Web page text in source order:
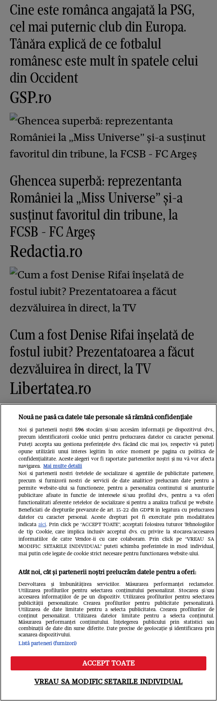
Cine este românca angajată la PSG,
cel mai puternic club din Europa.
Tânăra explică de ce fotbalul
românesc este mult în spatele celui
din Occident
GSP.ro
Ghencea superbă: reprezentanta
României la „Miss Universe” și-a
susținut favoritul din tribune, la
FCSB - FC Argeș
Redactia.ro
Cum a fost Denise Rifai înșelată de
fostul iubit? Prezentatoarea a făcut
dezvăluirea în direct, la TV
Libertatea.ro
Povestea tânărului cu deficiență de
auz care reprezintă România la
concursuri mondiale de frumusețe:
„Limitele există doar atunci când
renunțăm la visurile noastre”
Meniu Caută
Nouă ne pasă ca datele tale personale să rămână confidențiale
Noi și partenerii noștri 596stocăm și/sau accesăm informații pe dispozitivul dvs.,
precum identificatorii cookie unici pentru prelucrarea datelor cu caracter personal.
Puteți accepta sau gestiona preferințele dvs. făcând clic mai jos, respectiv vă puteți
opune utilizării unui interes legitim în orice moment pe pagina cu politica de
confidențialitate. Aceste alegeri vor fi raportate partenerilor noștri și nu vă vor afecta
navigarea. Mai multe detalii
Noi si partenerii nostri (retelele de socializare si agentiile de publicitate partenere,
precum si furnizorii nostri de servicii de date analitice) prelucram date pentru a
permite website-ului sa functioneze, pentru a personaliza continutul si anunturile
publicitare afisate in functie de interesele si/sau profilul dvs., pentru a va oferi
functionalitati aferente retelelor de socializare si pentru a analiza traficul pe website.
Beneficiati de drepturile prevazute de art. 15-22 din GDPR in legatura cu prelucrarea
datelor cu caracter personal. Aceste drepturi pot fi exercitate prin modalitatea
indicataaici. Prin click pe “ACCEPT TOATE”, acceptati folosirea tuturor Tehnologiilor
de tip Cookie, care implica inclusiv acceptul dvs. cu privire la stocarea/accesarea
informatiilor de catre Vendor-ii cu care colaboram. Prin click pe “VREAU SA
MODIFIC SETARILE INDIVIDUAL” puteti schimba preferintele in mod individual,
mai putin cele legate de cookie strict necesare pentru functionarea website-ului.
Atât noi, cât și partenerii noștri prelucrăm datele pentru a oferi:
Dezvoltarea și îmbunătățirea serviciilor. Măsurarea performanței reclamelor.
Utilizarea profilurilor pentru selectarea conținutului personalizat. Stocarea și/sau
accesarea informațiilor de pe un dispozitiv. Utilizarea profilurilor pentru selectarea
publicității personalizate. Crearea profilurilor pentru publicitate personalizată.
Utilizarea de date limitate pentru a selecta publicitatea. Crearea profilurilor de
conținut personalizat. Utilizarea datelor limitate pentru a selecta conținutul.
Măsurarea performanței conținutului. Înțelegerea publicului prin statistici sau
combinații de date din surse diferite. Date precise de geolocație și identificarea prin
scanarea dispozitivului.
Listă parteneri (furnizori)
ACCEPT TOATE
VREAU SA MODIFIC SETARILE INDIVIDUAL